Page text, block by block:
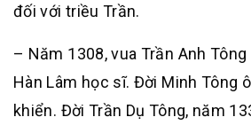
đối với triều Trần.
– Năm 1308, vua Trần Anh
Hàn Lâm học sĩ. Đời Minh Tông
khiển. Đời Trần Dụ Tông, năm